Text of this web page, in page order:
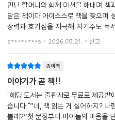
만난 할머니와 함께 미션을 해내며 책
담은 책이다.아이스스로 책을 찾으며
상력과 호기심을 자극해 자기주도 독
된다.✔️ 아이들과 도서관을 가면 막
s********s 2026.05.21. 신고
종이책
이야기가 곧 책!!
"해당 도서는 출판사로 무료로 제공받
습니다."“너, 책 읽는 거 싫어하지? 나
볼래?”첫 문장부터 아이들의 마음을